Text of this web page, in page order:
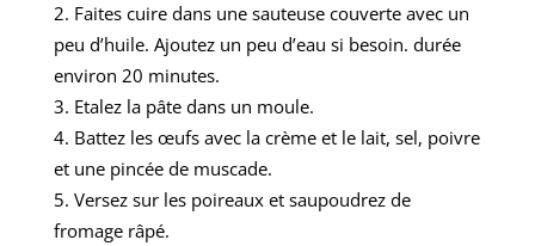
Faites cuire dans une sauteuse couverte avec un
peu d’huile. Ajoutez un peu d’eau si besoin. durée
environ 20 minutes.
Etalez la pâte dans un moule.
Battez les œufs avec la crème et le lait, sel, poivre
et une pincée de muscade.
Versez sur les poireaux et saupoudrez de
fromage râpé.